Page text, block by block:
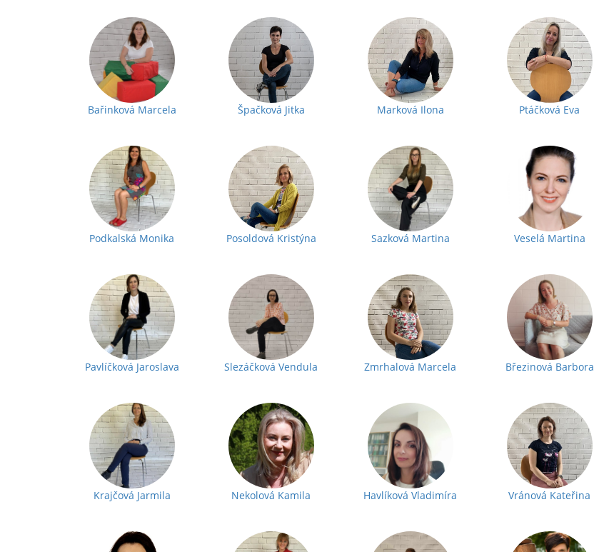
Bařinková Marcela Špačková Jitka Marková Ilona Ptáčková Eva
Podkalská Monika Posoldová Kristýna Sazková Martina Veselá Martina
Pavlíčková Jaroslava Slezáčková Vendula Zmrhalová Marcela Březinová Barbora
Krajčová Jarmila Nekolová Kamila Havlíková Vladimíra Vránová Kateřina